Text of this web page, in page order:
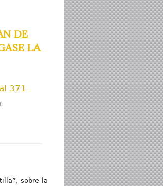
de
la
371
sobre la